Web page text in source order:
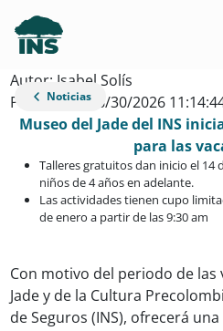
Noticias
Autor: Isabel Solís
Publicacion: 6/30/2026
Museo del Jade del INS
para las
Talleres gratuitos dan inicio el 14
niños de 4 años en adelante.
Las actividades tienen cupo
de enero a partir de las 9:30 am
Con motivo del periodo de las
Jade y de la Cultura
de Seguros (INS), ofrecerá